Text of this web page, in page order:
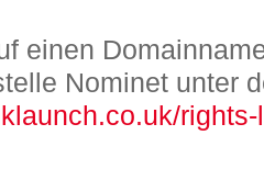
einen
Nominet unter